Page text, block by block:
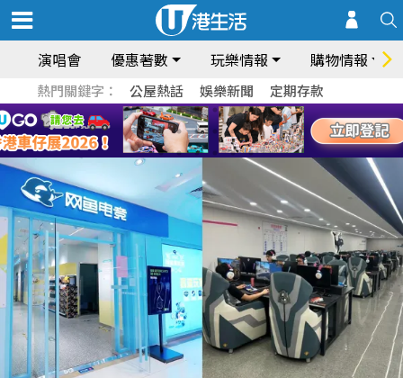
演唱會 優惠著數 玩樂情報 購物情報
熱門關鍵字： 公屋熱話 娛樂新聞 定期存款